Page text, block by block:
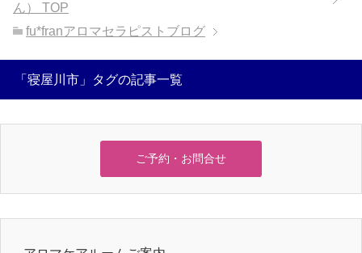
ん）
TOP
fu*franアロマセラピストブログ
「寝屋川市」タグの記事一覧
ご予約・お問合せ